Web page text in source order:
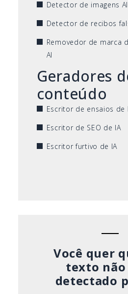
Detector de imagens AI
Detector de recibos
Removedor de marca
AI
Geradores
conteúdo
Escritor de ensaios de
Escritor de SEO de IA
Escritor furtivo de IA
Você quer
texto não
detectado